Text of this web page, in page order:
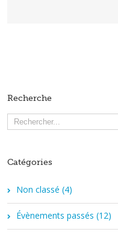
Recherche
Catégories
Non classé (4)
Évènements passés (12)